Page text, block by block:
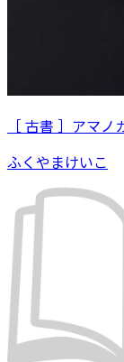
［ 古書 ］アマ
ふくやまけいこ